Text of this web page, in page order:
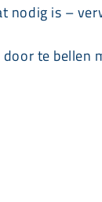
nodig is –
door te bellen